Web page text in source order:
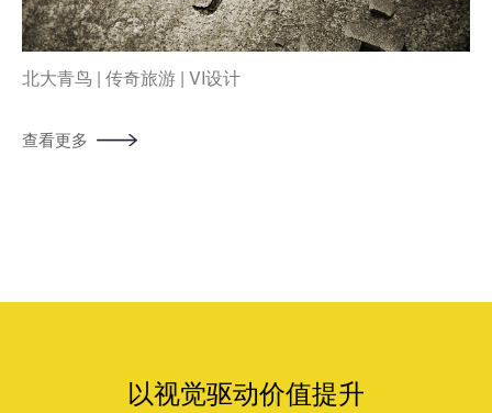
北大青鸟 | 传奇旅游 | VI设计
查看更多
以视觉驱动价值提升